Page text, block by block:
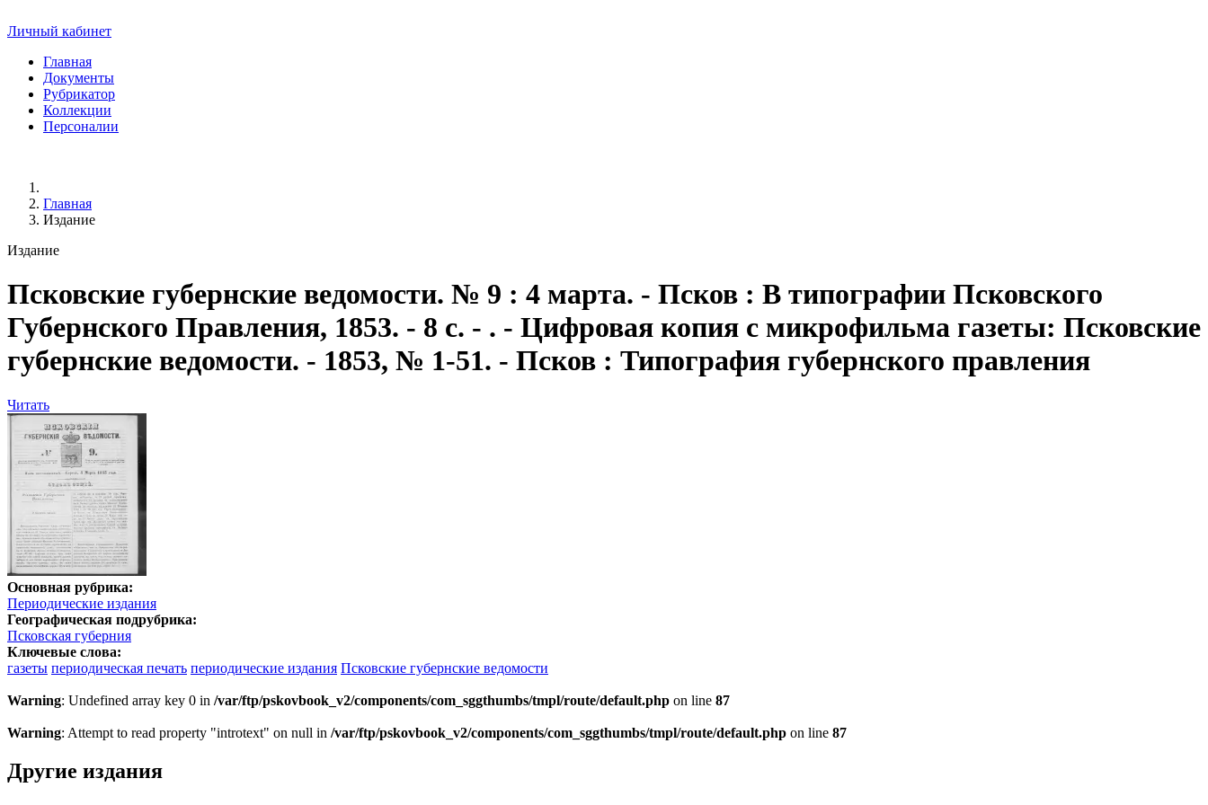
Личный кабинет
Главная
Документы
Рубрикатор
Коллекции
Персоналии
Главная
Издание
Издание
Псковские губернские ведомости. № 9 : 4 марта. - Псков : В типографии Псковского
Губернского Правления, 1853. - 8 с. - . - Цифровая копия с микрофильма газеты: Псковские
губернские ведомости. - 1853, № 1-51. - Псков : Типография губернского правления
Читать
Основная рубрика:
Периодические издания
Географическая подрубрика:
Псковская губерния
Ключевые слова:
газеты периодическая печать периодические издания Псковские губернские ведомости
Warning: Undefined array key 0 in /var/ftp/pskovbook_v2/components/com_sggthumbs/tmpl/route/default.php on line 87
Warning: Attempt to read property "introtext" on null in /var/ftp/pskovbook_v2/components/com_sggthumbs/tmpl/route/default.php on line 87
Другие издания